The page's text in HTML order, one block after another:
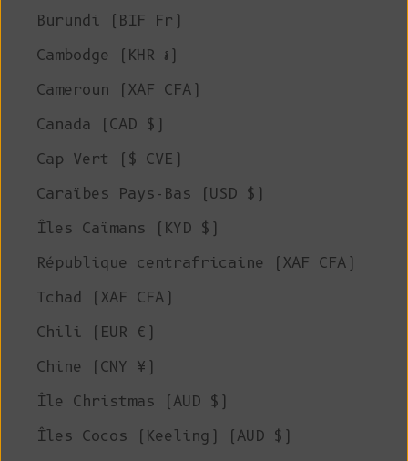
Burundi (BIF Fr)
Cambodge (KHR ៛)
Cameroun (XAF CFA)
Canada (CAD $)
Cap Vert ($ CVE)
Caraïbes Pays-Bas (USD $)
Îles Caïmans (KYD $)
République centrafricaine (XAF CFA)
Tchad (XAF CFA)
Chili (EUR €)
Chine (CNY ¥)
Île Christmas (AUD $)
Îles Cocos (Keeling) (AUD $)